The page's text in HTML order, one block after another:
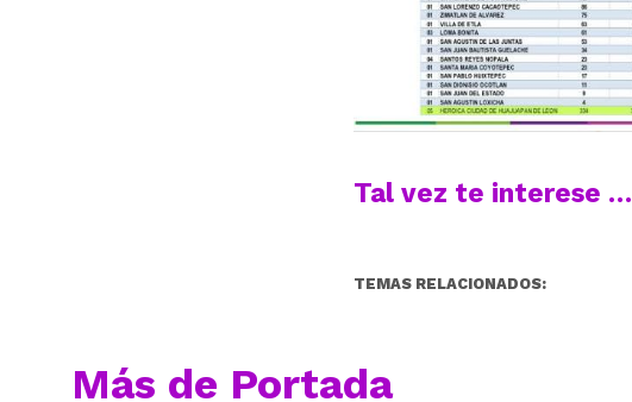
Tal vez te interese …
TEMAS RELACIONADOS:
Más de Portada